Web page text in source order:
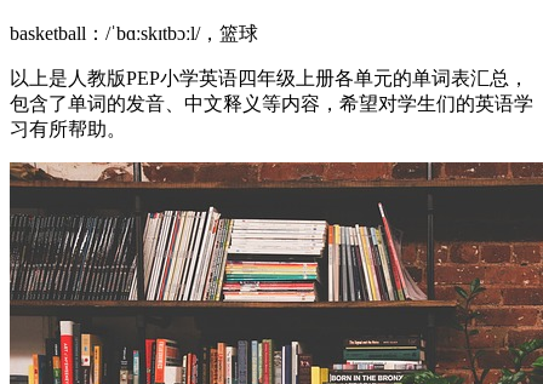
basketball：/ˈbɑːskɪtbɔːl/，篮球
以上是人教版PEP小学英语四年级上册各单元的单词表汇总，
包含了单词的发音、中文释义等内容，希望对学生们的英语学
习有所帮助。